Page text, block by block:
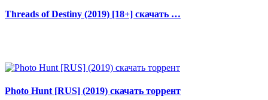
Threads of Destiny (2019) [18+] скачать …
Photo Hunt [RUS] (2019) скачать торрент